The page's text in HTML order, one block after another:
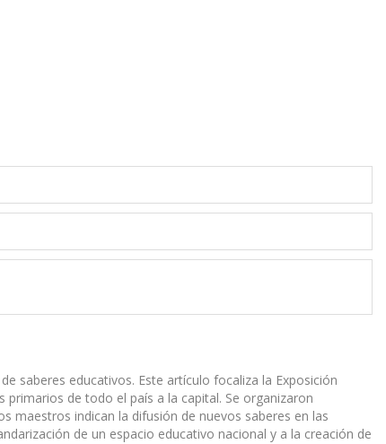
saberes educativos. Este artículo focaliza la Exposición
de todo el país a la capital. Se organizaron
maestros indican la difusión de nuevos saberes en las
de un espacio educativo nacional y a la creación de